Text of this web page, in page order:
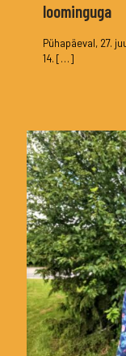
loominguga
Pühapäeval, 27.
14. […]